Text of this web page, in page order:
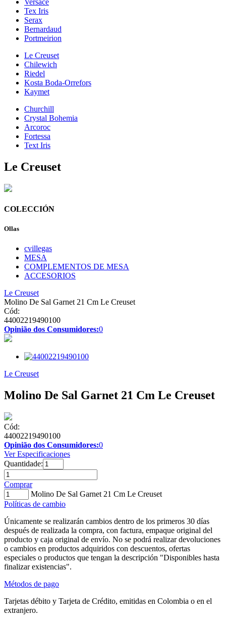
Tex Iris
Serax
Bernardaud
Portmeirion
Le Creuset
Chilewich
Riedel
Kosta Boda-Orrefors
Kaymet
Churchill
Crystal Bohemia
Arcoroc
Fortessa
Text Iris
Le Creuset
COLECCIÓN
Ollas
cvillegas
MESA
COMPLEMENTOS DE MESA
ACCESORIOS
Le Creuset
Molino De Sal Garnet 21 Cm Le Creuset
Cód:
44002219490100
Opinião dos Consumidores:0
Le Creuset
Molino De Sal Garnet 21 Cm Le Creuset
Cód:
44002219490100
Opinião dos Consumidores:0
Ver Especificaciones
Quantidade:
Comprar
Molino De Sal Garnet 21 Cm Le Creuset
Políticas de cambio
Únicamente se realizarán cambios dentro de los primeros 30 días
después de realizada la compra, con factura, empaque original del
producto y caja original de envío. No se podrá realizar devoluciones
o cambios en productos adquiridos con descuentos, ofertas
especiales o productos que tengan la descripción "Disponibles hasta
finalizar existencias".
Métodos de pago
Tarjetas débito y Tarjeta de Crédito, emitidas en Colombia o en el
extranjero.